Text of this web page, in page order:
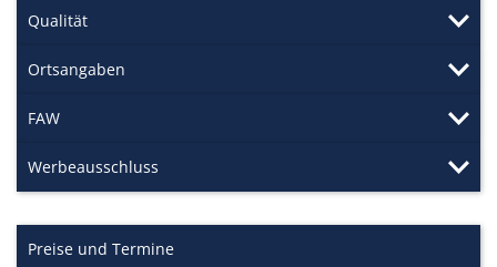
Qualität
Ortsangaben
FAW
Werbeausschluss
Preise und Termine